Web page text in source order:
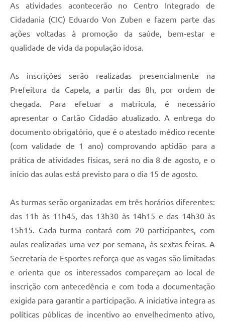
As atividades acontecerão no Centro Integrado de
Cidadania (CIC) Eduardo Von Zuben e fazem parte das
ações voltadas à promoção da saúde, bem-estar e
qualidade de vida da população idosa.
As inscrições serão realizadas presencialmente na
Prefeitura da Capela, a partir das 8h, por ordem de
chegada. Para efetuar a matrícula, é necessário
apresentar o Cartão Cidadão atualizado. A entrega do
documento obrigatório, que é o atestado médico recente
(com validade de 1 ano) comprovando aptidão para a
prática de atividades físicas, será no dia 8 de agosto, e o
início das aulas está previsto para o dia 15 de agosto.
As turmas serão organizadas em três horários diferentes:
das 11h às 11h45, das 13h30 às 14h15 e das 14h30 às
15h15. Cada turma contará com 20 participantes, com
aulas realizadas uma vez por semana, às sextas-feiras. A
Secretaria de Esportes reforça que as vagas são limitadas
e orienta que os interessados compareçam ao local de
inscrição com antecedência e com toda a documentação
exigida para garantir a participação. A iniciativa integra as
políticas públicas de incentivo ao envelhecimento ativo,